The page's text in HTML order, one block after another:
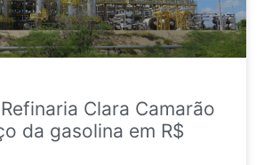
Clara Camarão
da gasolina em R$